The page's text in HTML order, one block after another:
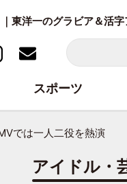
東洋一のグラビア＆活
では一人二役を熱演
アイドル・
スポーツ